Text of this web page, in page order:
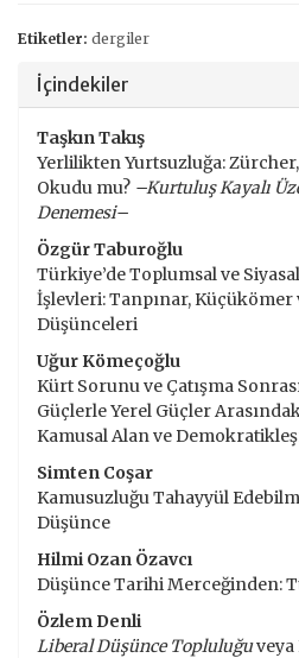
Etiketler: dergiler
İçindekiler
Taşkın Takış
Yerlilikten Yurtsuzluğa:
Okudu mu? –Kurtuluş Kayalı
Denemesi–
Özgür Taburoğlu
Türkiye’de Toplumsal ve
İşlevleri: Tanpınar, Küçükömer
Düşünceleri
Uğur Kömeçoğlu
Kürt Sorunu ve Çatışma
Güçlerle Yerel Güçler
Kamusal Alan ve
Simten Coşar
Kamusuzluğu Tahayyül
Düşünce
Hilmi Ozan Özavcı
Düşünce Tarihi Merceğinden:
Özlem Denli
Liberal Düşünce Topluluğuveya